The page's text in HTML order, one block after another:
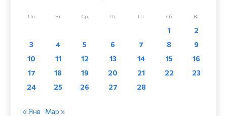
Пн Вт Ср Чт Пт Сб Вс
1
2
3
4 5 6 7 8
9
10
11 12 13 14 15
16
17
18 19 20 21 22
23
24
25 26 27 28
« Янв Мар »